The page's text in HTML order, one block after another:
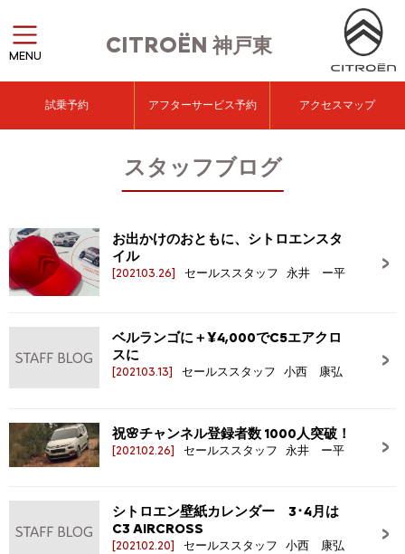
CITROËN神戸東
MENU
試乗予約 アフターサービス予約 アクセスマップ
スタッフブログ
お出かけのおともに、シトロエンスタ
イル
[2021.03.26] セールススタッフ 永井 ー平
ベルランゴに＋￥4,000でC5エアクロ
スに
[2021.03.13] セールススタッフ 小西 康弘
祝🌸チャンネル登録者数 1000人突破！
[2021.02.26] セールススタッフ 永井 ー平
シトロエン壁紙カレンダー 3･4月は
C3 AIRCROSS
[2021.02.20] セールススタッフ 小西 康弘